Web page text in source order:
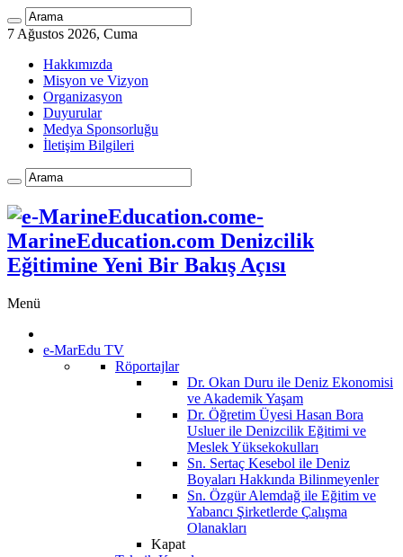
7 Ağustos 2026, Cuma
Hakkımızda
Misyon ve Vizyon
Organizasyon
Duyurular
Medya Sponsorluğu
İletişim Bilgileri
e-
MarineEducation.com Denizcilik
Eğitimine Yeni Bir Bakış Açısı
Menü
e-MarEdu TV
Röportajlar
Dr. Okan Duru ile Deniz Ekonomisi
ve Akademik Yaşam
Dr. Öğretim Üyesi Hasan Bora
Usluer ile Denizcilik Eğitimi ve
Meslek Yüksekokulları
Sn. Sertaç Kesebol ile Deniz
Boyaları Hakkında Bilinmeyenler
Sn. Özgür Alemdağ ile Eğitim ve
Yabancı Şirketlerde Çalışma
Olanakları
Kapat